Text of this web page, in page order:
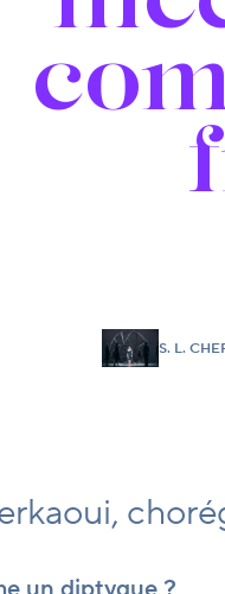
S. L.